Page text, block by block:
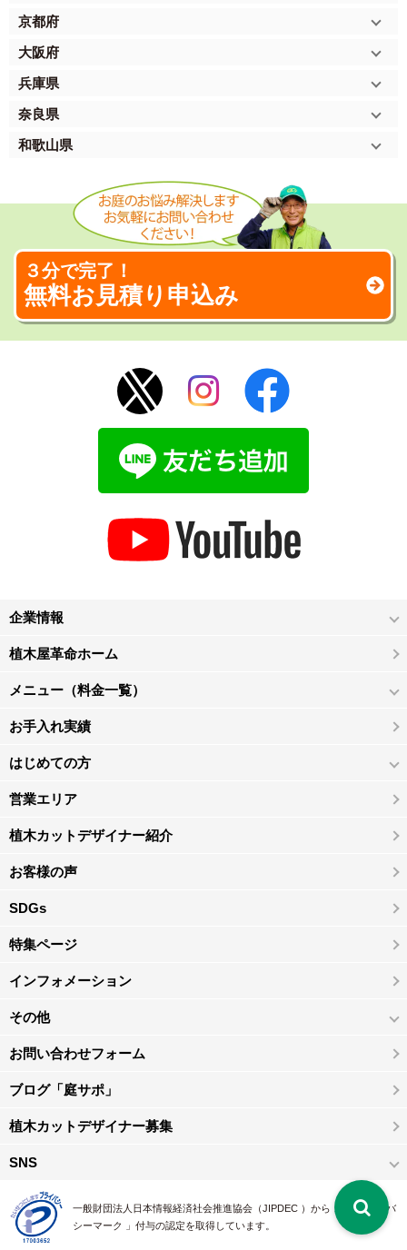
京都府
大阪府
兵庫県
奈良県
和歌山県
３分で完了！
無料お見積り申込み
企業情報
植木屋革命ホーム
メニュー（料金一覧）
お手入れ実績
はじめての方
営業エリア
植木カットデザイナー紹介
お客様の声
SDGs
特集ページ
インフォメーション
その他
お問い合わせフォーム
ブログ「庭サポ」
植木カットデザイナー募集
SNS
一般財団法人日本情報経済社会推進協会（JIPDEC ）から 、「 プライバ
シーマーク 」付与の認定を取得しています。